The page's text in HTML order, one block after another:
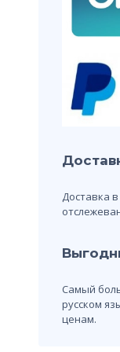
Доставка
Самый
русском
ценам.